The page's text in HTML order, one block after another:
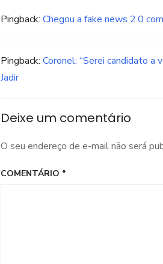
Pingback: Chegou a fake news 2.0
Pingback: Coronel: “Serei candidato a
Jadir
Deixe um comentário
O seu endereço de e-mail não será
COMENTÁRIO *